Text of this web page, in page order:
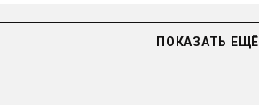
ПОКАЗАТЬ ЕЩЁ